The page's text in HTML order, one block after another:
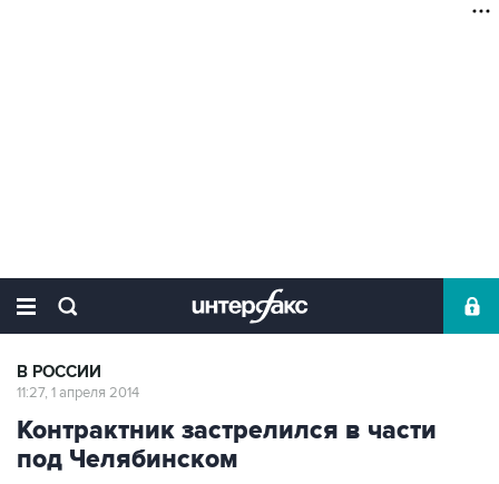
В РОССИИ
11:27, 1 апреля 2014
Контрактник застрелился в части
под Челябинском